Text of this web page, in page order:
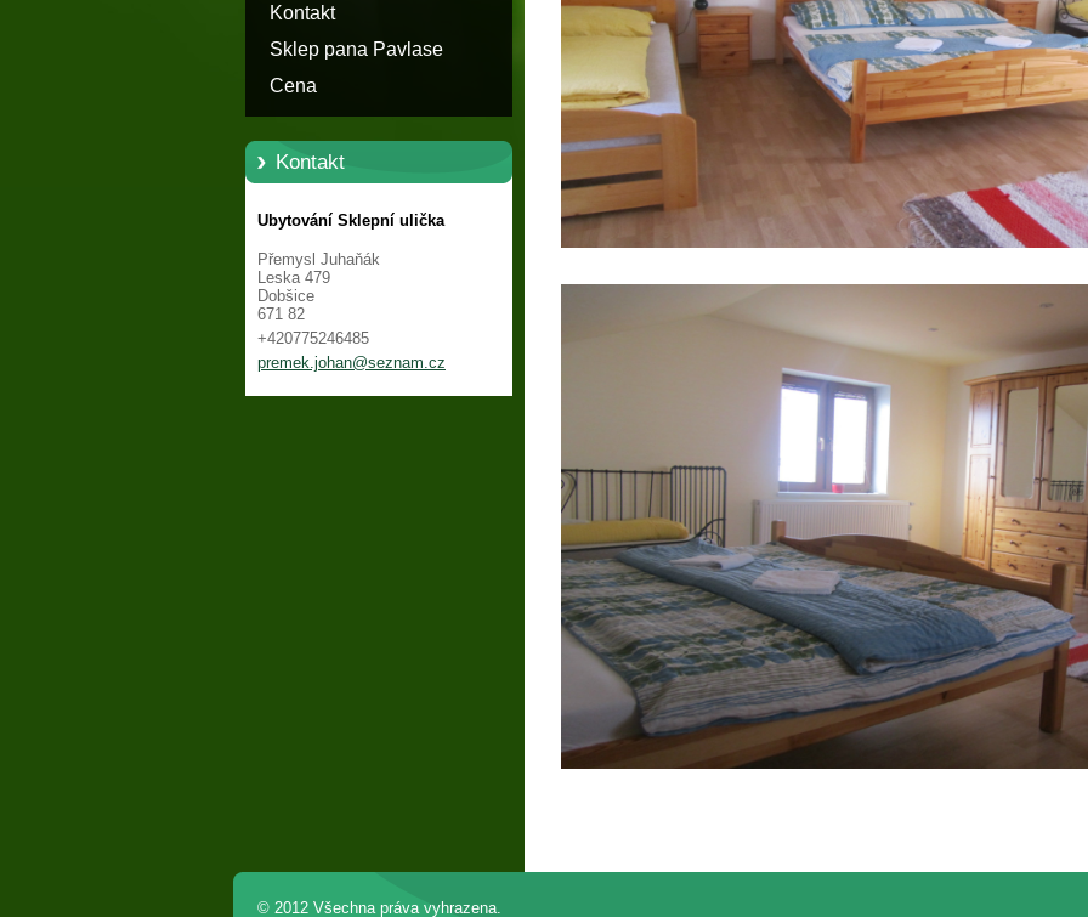
Kontakt
Sklep pana Pavlase
Cena
Kontakt
Ubytování Sklepní ulička
Přemysl Juhaňák
Leska 479
Dobšice
671 82
+420775246485
premek.johan@seznam.cz
© 2012 Všechna práva vyhrazena.